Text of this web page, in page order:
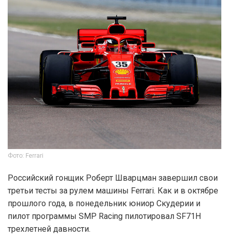
Фото: Ferrari
Российский гонщик Роберт Шварцман завершил свои
третьи тесты за рулем машины Ferrari. Как и в октябре
прошлого года, в понедельник юниор Скудерии и
пилот программы SMP Racing пилотировал SF71H
трехлетней давности.